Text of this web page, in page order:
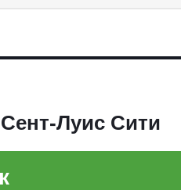
Сент-Луис Сити